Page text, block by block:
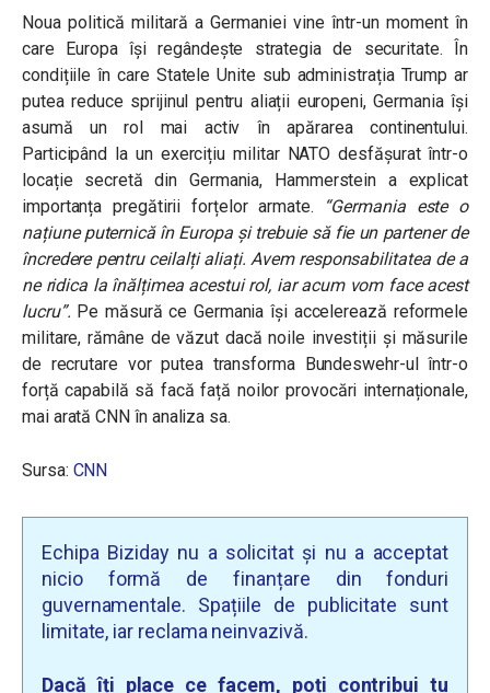
Noua politică militară a Germaniei vine într-un moment în
care Europa își regândește strategia de securitate. În
condițiile în care Statele Unite sub administrația Trump ar
putea reduce sprijinul pentru aliații europeni, Germania își
asumă un rol mai activ în apărarea continentului.
Participând la un exercițiu militar NATO desfășurat într-o
locație secretă din Germania, Hammerstein a explicat
importanța pregătirii forțelor armate.
“Germania este o
națiune puternică în Europa și trebuie să fie un partener de
încredere pentru ceilalți aliați. Avem responsabilitatea de a
ne ridica la înălțimea acestui rol, iar acum vom face acest
lucru”. Pe măsură ce Germania își accelerează reformele
militare, rămâne de văzut dacă noile investiții și măsurile
de recrutare vor putea transforma Bundeswehr-ul într-o
forță capabilă să facă față noilor provocări internaționale,
mai arată CNN în analiza sa.
Sursa: CNN
Echipa Biziday nu a solicitat și nu a acceptat
nicio formă de finanțare din fonduri
guvernamentale. Spațiile de publicitate sunt
limitate, iar reclama neinvazivă.
Dacă îți place ce facem, poți contribui tu